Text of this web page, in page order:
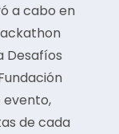
a cabo en
Desafíos
evento,
de cada